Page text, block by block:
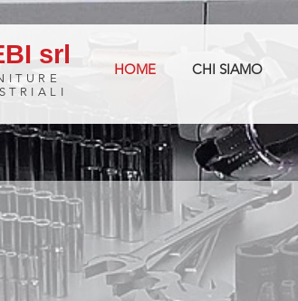
srl
HOME CHI SIAMO